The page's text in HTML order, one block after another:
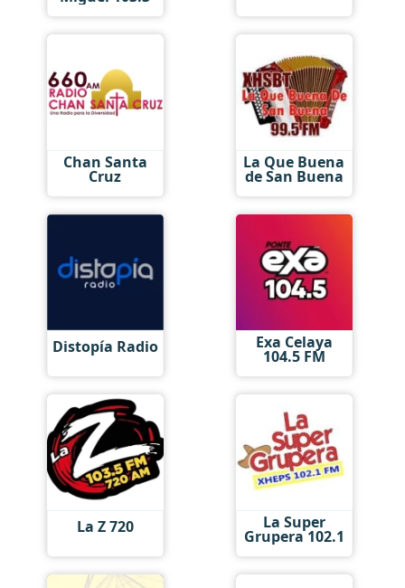
Chan Santa
Cruz
La Que Buena
de San Buena
Distopía Radio Exa Celaya
104.5 FM
La Z 720 La Super
Grupera 102.1